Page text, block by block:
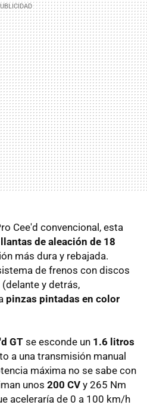
Cee'd convencional, esta
llantas de aleación de 18
más dura y rebajada.
de frenos con discos
y detrás,
pinzas pintadas en color
GTse esconde un 1.6 litros
a una transmisión manual
máxima no se sabe con
unos 200 CV y 265 Nm
aceleraría de 0 a 100 km/h